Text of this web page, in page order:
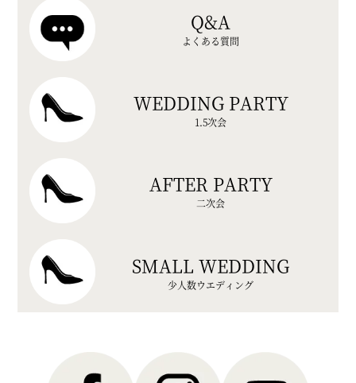
Q&A
よくある質問
WEDDING PARTY
1.5次会
AFTER PARTY
二次会
SMALL WEDDING
少人数ウエディング